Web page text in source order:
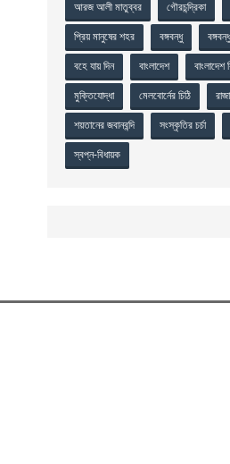
আরজ আলী মাতুব্বর গৌরচন্দ্রিকা
প্রিয় মানুষের শহর বঙ্গবন্ধু
বহে যায় দিন বাংলাদেশ বাংলাদেশ
মুক্তিযোদ্ধা মেলবোর্নের চিঠি
শয়তানের জবানবন্দি সংস্কৃতির চর্চা
স্বপ্ন-বিধায়ক